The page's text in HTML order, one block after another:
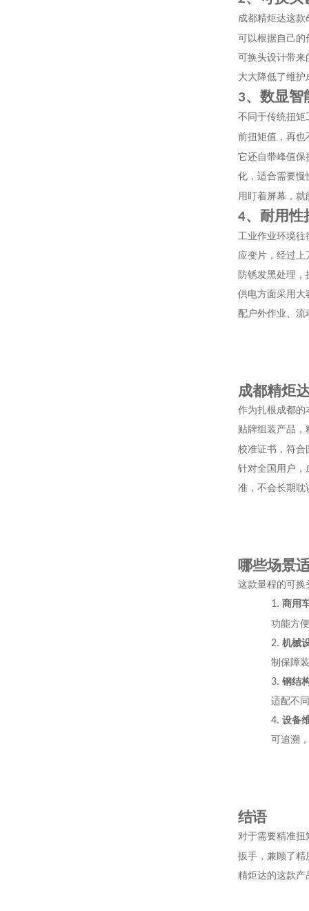
成都精炬达这款
可以根据自己的
可换头设计带来
大大降低了维
3、数显智
不同于传统扭矩
前扭矩值，再也
它还自带峰值保
化，适合需要慢
用盯着屏幕，
4、耐用性
工业作业环境往
应变片，经过
防锈发黑处理
供电方面采用大
配户外作业、流
成都精炬
作为扎根成都的
贴牌组装产品
校准证书，符合
针对全国用户，
准，不会长期耽
哪些场景
这款量程的可换
1. 商用
功能方
2. 机械
制保障
3. 钢结
适配不
4. 设备
可追溯
结语
对于需要精准扭
扳手，兼顾了精
精炬达的这款产